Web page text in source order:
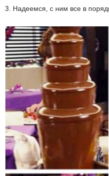
3. Надеемся, с ним все в